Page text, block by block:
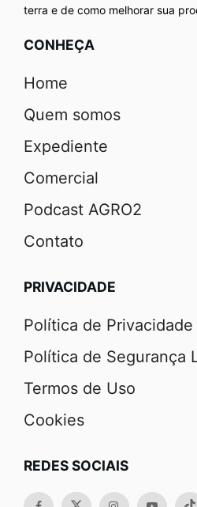
terra e de como melhorar sua
CONHEÇA
Home
Quem somos
Expediente
Comercial
Podcast AGRO2
Contato
PRIVACIDADE
Política de Privacidade
Política de Segurança
Termos de Uso
Cookies
REDES SOCIAIS